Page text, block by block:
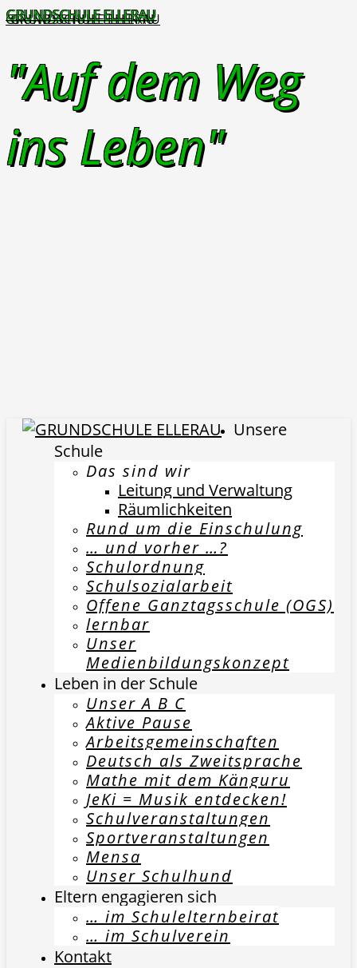
GRUNDSCHULE ELLERAU
"Auf dem Weg
ins Leben"
Unsere
Schule
Das sind wir
Leitung und Verwaltung
Räumlichkeiten
Rund um die Einschulung
… und vorher …?
Schulordnung
Schulsozialarbeit
Offene Ganztagsschule (OGS)
lernbar
Unser
Medienbildungskonzept
Leben in der Schule
Unser A B C
Aktive Pause
Arbeitsgemeinschaften
Deutsch als Zweitsprache
Mathe mit dem Känguru
JeKi = Musik entdecken!
Schulveranstaltungen
Sportveranstaltungen
Mensa
Unser Schulhund
Eltern engagieren sich
… im Schulelternbeirat
… im Schulverein
Kontakt